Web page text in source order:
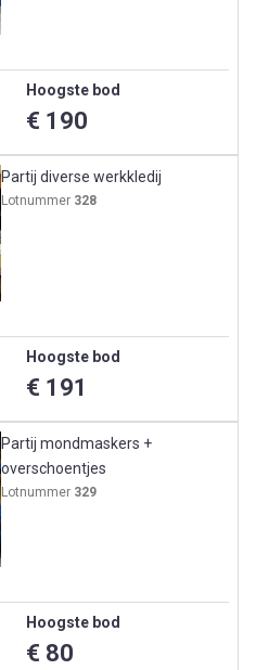
Hoogste bod
€ 190
Partij diverse werkkledij
Lotnummer 328
Hoogste bod
€ 191
Partij mondmaskers +
overschoentjes
Lotnummer 329
Hoogste bod
€ 80